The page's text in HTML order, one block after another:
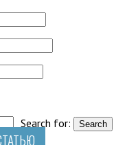
Search for: